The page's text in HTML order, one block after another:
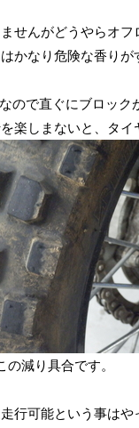
せんがどうやらオ
かなり危険な香りが
ので直ぐにブロック
楽しまないと、タイ
減り具合です。
行可能という事はや